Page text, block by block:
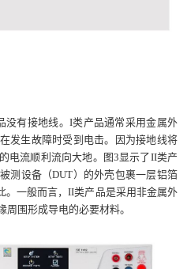
有接地线。I类产品通常采用金属外
发生故障时受到电击。因为接地线将
电流顺利流向大地。图3显示了II类产
测设备（DUT）的外壳包裹一层铝箔
。一般而言，II类产品是采用非金属外
围形成导电的必要材料。